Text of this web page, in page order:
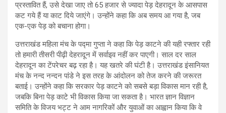
प्रस्तावित हैं, उसे देखा जाए तो 65 हजार से ज्यादा पेड़ देहरादून के आसपास
कट गये हैं या काट दिये जाएंगे। उन्होंने कहा कि अब समय आ गया है, जब
एक-एक पेड़ को बचाना होगा।
उत्तराखंड महिला मंच के पद्मा गुप्ता ने कहा कि पेड़ काटने की यही रफ्तार रही
तो हमारी तीसरी पीढ़ी देहरादून में सर्वाइव नहीं कर पाएगी। साल दर साल
देहरादून का टेंपरेचर बढ़ रहा है। यह खतरे की घंटी है। उत्तराखंड इंसानियत
मंच के नन्द नन्दन पांडे ने इस तरह के आंदोलन को तेज करने की जरूरत
बताई। उन्होंने कहा कि सरकार पेड़ काटने को सबसे बड़ा विकास मान रही है,
जबकि बिना पेड़ काटे भी विकास किया जा सकता है। भारत ज्ञान विज्ञान
समिति के विजय भट्ट ने आम नागरिकों और युवाओं का आह्वान किया कि वे